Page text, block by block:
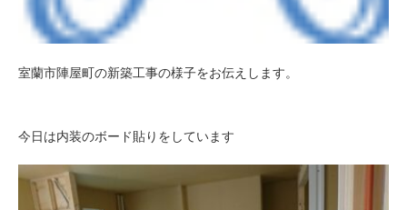
室蘭市陣屋町の新築工事の様子をお伝えします。
今日は内装のボード貼りをしています